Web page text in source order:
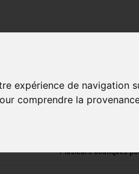
expérience de navigation
comprendre la
Composantes
Plusieurs boutiques